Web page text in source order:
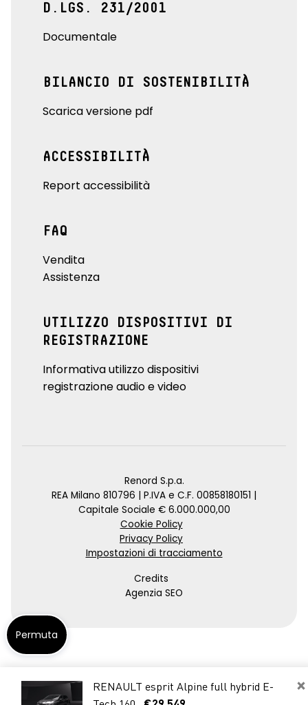
×
RENAULT esprit Alpine full hybrid E-
D.LGS. 231/2001
Documentale
BILANCIO DI SOSTENIBILITÀ
Scarica versione pdf
ACCESSIBILITÀ
Report accessibilità
FAQ
Vendita
Assistenza
UTILIZZO DISPOSITIVI DI
REGISTRAZIONE
Informativa utilizzo dispositivi
registrazione audio e video
Renord S.p.a.
REA Milano 810796 | P.IVA e C.F. 00858180151 |
Capitale Sociale € 6.000.000,00
Cookie Policy
Privacy Policy
Impostazioni di tracciamento
Credits
Agenzia SEO
Permuta